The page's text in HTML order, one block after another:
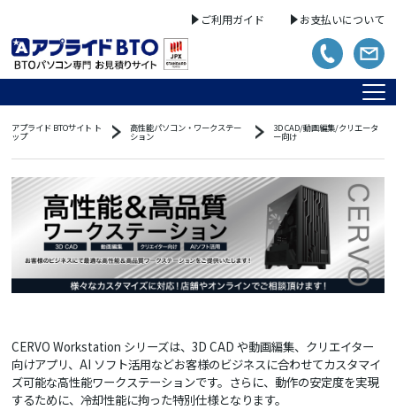
ご利用ガイド お支払いについて
アプライド BTOサイト ト
ップ
高性能パソコン・ワークステー
ション
3D CAD/動画編集/クリエータ
ー向け
CERVO Workstation シリーズは、3D CAD や動画編集、クリエイター
向けアプリ、AI ソフト活用などお客様のビジネスに合わせてカスタマイ
ズ可能な高性能ワークステーションです。さらに、動作の安定度を実現
するために、冷却性能に拘った特別仕様となります。